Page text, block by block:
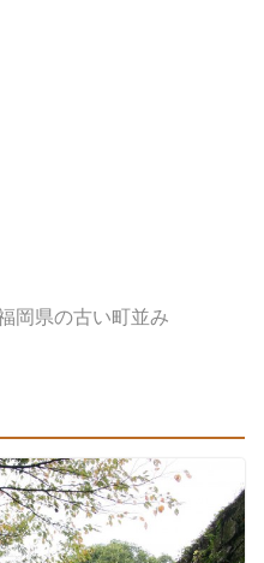
岡県の古い町並み